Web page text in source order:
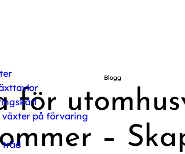
på förvaring
träd
Blogg
för
–